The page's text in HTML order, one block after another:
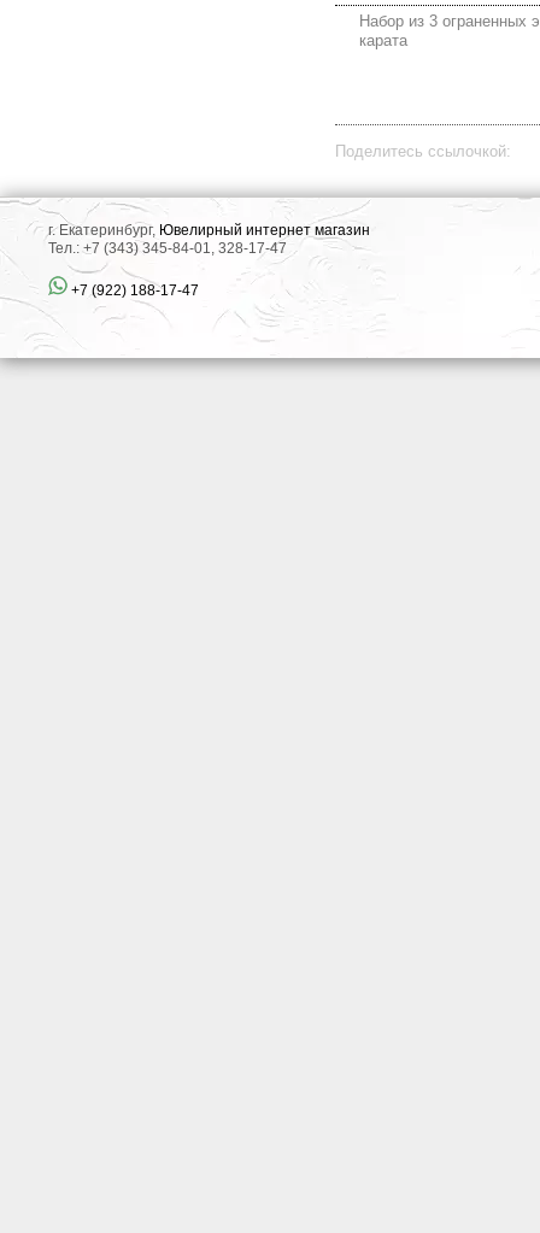
Набор из 3 ограненных
карата
Поделитесь ссылочкой:
г. Екатеринбург, Ювелирный интернет магазин
Тел.: +7 (343) 345-84-01, 328-17-47
+7 (922) 188-17-47